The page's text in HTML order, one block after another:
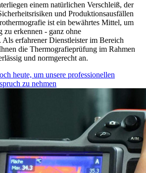
einem natürlichen Verschleiß, der
und Produktionsausfällen
ist ein bewährtes Mittel, um
zu erkennen - ganz ohne
Als erfahrener Dienstleister im Bereich
die Thermografieprüfung im Rahmen
und normgerecht an.
heute, um unsere professionellen
zu nehmen